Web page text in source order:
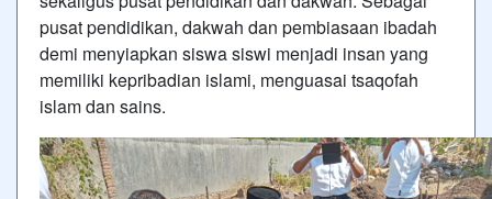
pusat pendidikan, dakwah dan pembiasaan ibadah
demi menyiapkan siswa siswi menjadi insan yang
memiliki kepribadian islami, menguasai tsaqofah
islam dan sains.